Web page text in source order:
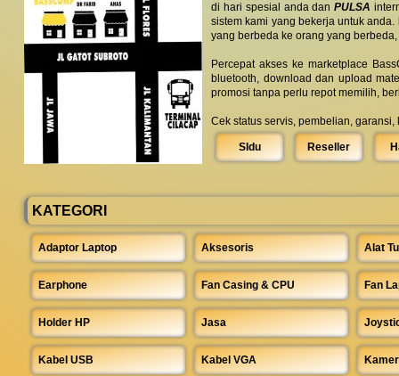
di hari spesial anda danPULSA
sistem kami yang bekerja untuk anda.
yang berbeda ke orang yang
Percepat akses ke marketplace
bluetooth, download dan upload
promosi tanpa perlu repot memilih,
Cek status servis, pembelian,
SIdu Reseller
KATEGORI
Adaptor Laptop Aksesoris Alat
Earphone Fan Casing & CPU Fan
Holder HP Jasa
Kabel USB Kabel VGA